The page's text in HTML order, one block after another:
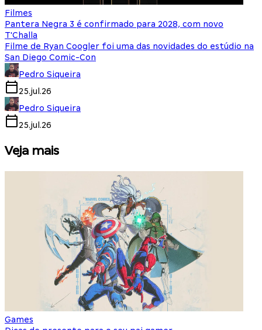
Filmes
Pantera Negra 3 é confirmado para 2028, com novo
T'Challa
Filme de Ryan Coogler foi uma das novidades do estúdio na
San Diego Comic-Con
Pedro Siqueira
25.jul.26
Pedro Siqueira
25.jul.26
Veja mais
Games